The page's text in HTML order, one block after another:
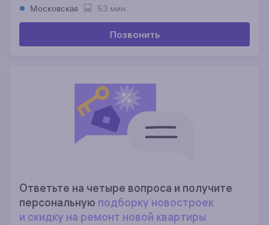
Московская
53 мин.
Позвонить
Ответьте на четыре вопроса и получите
персональную подборку новостроек
и скидку на ремонт новой квартиры